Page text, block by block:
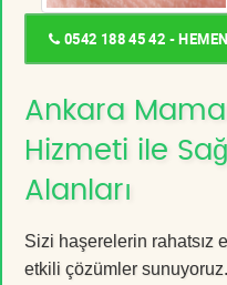
0542 188 45 42 -
Ankara
Hizmeti ile
Alanları
Sizi haşerelerin rahatsız
etkili çözümler